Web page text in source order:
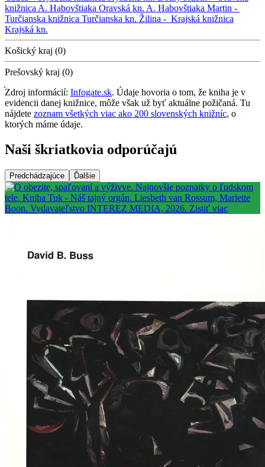
knižnica A. Habovštiaka Oravská kn. A. Habovštiaka Martin -
Turčianska knižnica Turčianska kn. Žilina - Krajská knižnica
Krajská kn.
Košický kraj (0)
Prešovský kraj (0)
Zdroj informácií: Infogate.sk. Údaje hovoria o tom, že kniha je v
evidencii danej knižnice, môže však už byť aktuálne požičaná. Tu
nájdete zoznam všetkých viac ako 200 slovenských knižníc, o
ktorých máme údaje.
Naši škriatkovia odporúčajú
Predchádzajúce Ďalšie